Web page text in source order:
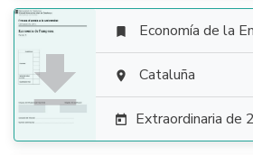

 Economía de la
 Cataluña
 Extraordinaria de